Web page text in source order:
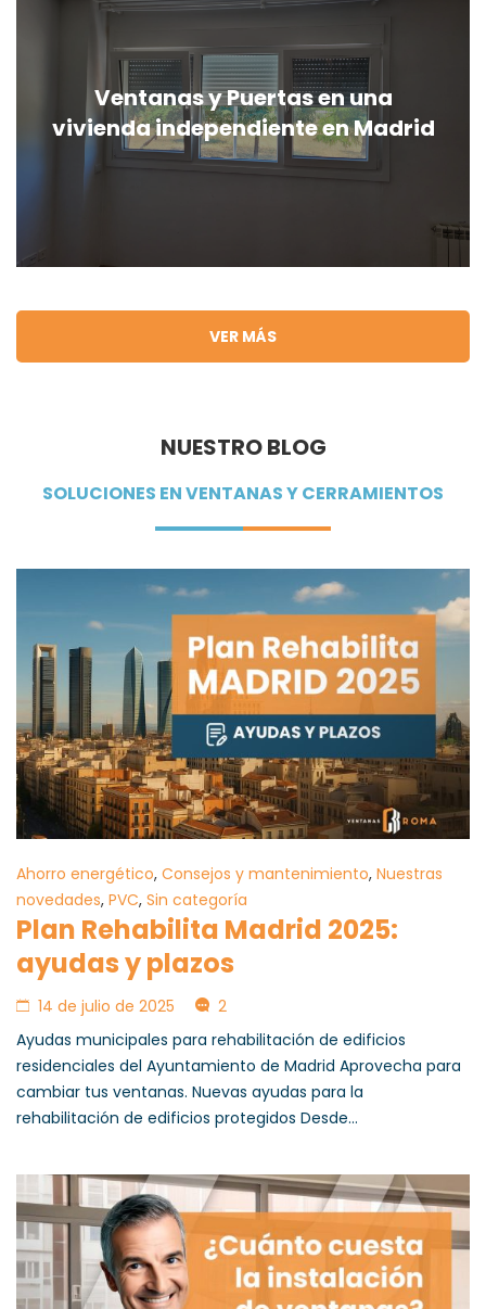
Ventanas y Puertas en una
vivienda independiente en Madrid
VER MÁS
NUESTRO BLOG
SOLUCIONES EN VENTANAS Y CERRAMIENTOS
Ahorro energético, Consejos y mantenimiento, Nuestras
novedades, PVC, Sin categoría
Plan Rehabilita Madrid 2025:
ayudas y plazos
14 de julio de 2025
2
Ayudas municipales para rehabilitación de edificios
residenciales del Ayuntamiento de Madrid Aprovecha para
cambiar tus ventanas. Nuevas ayudas para la
rehabilitación de edificios protegidos Desde...